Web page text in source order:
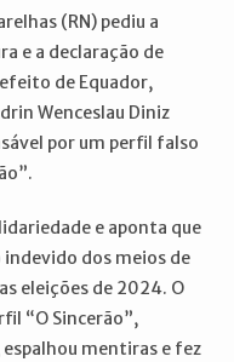
(RN) pediu a
e a declaração de
de Equador,
Wenceslau Diniz
por um perfil falso
e aponta que
indevido dos meios de
eleições de 2024. O
“O Sincerão”,
mentiras e fez